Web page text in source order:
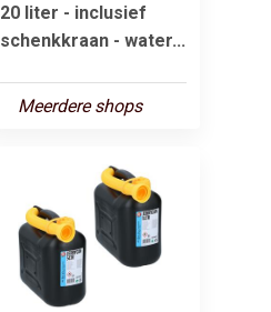
20 liter - inclusief
schenkkraan - water...
Meerdere shops